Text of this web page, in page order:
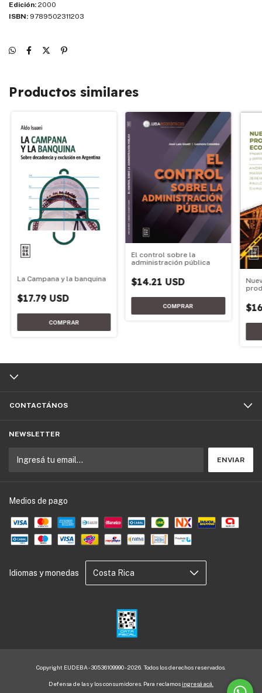
Edición: 2000
ISBN: 9789502311203
Productos similares
La Campana y la banquina
$17.79 USD
El control sobre la
administración pública
$14.21 USD
CONTACTÁNOS
NEWSLETTER
Medios de pago
Idiomas y monedas
Copyright EUDEBA - 30536109990 - 2026. Todos los derechos reservados.
Defensa de las y los consumidores. Para reclamos ingresá acá.